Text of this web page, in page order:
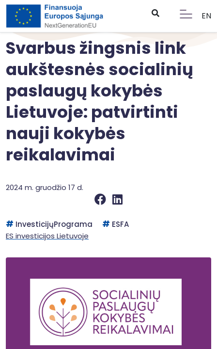
EN
Svarbus žingsnis link
aukštesnės socialinių
paslaugų kokybės
Lietuvoje: patvirtinti
nauji kokybės
reikalavimai
2024 m. gruodžio 17 d.
InvesticijųPrograma
ESFA
ES investicijos Lietuvoje